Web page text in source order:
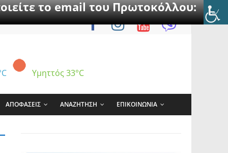
το email του Πρωτοκόλλου:
Υμηττός 33°C
ΑΠΟΦΑΣΕΙΣ ΑΝΑΖΗΤΗΣΗ ΕΠΙΚΟΙΝΩΝΙΑ